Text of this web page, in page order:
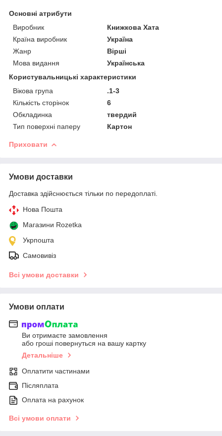
Основні атрибути
Виробник
Книжкова Хата
Країна виробник
Україна
Жанр
Вірші
Мова видання
Українська
Користувальницькі характеристики
Вікова група
.1-3
Кількість сторінок
6
Обкладинка
твердий
Тип поверхні паперу
Картон
Приховати
Умови доставки
Доставка здійснюється тільки по передоплаті.
Нова Пошта
Магазини Rozetka
Укрпошта
Самовивіз
Всі умови доставки
Умови оплати
Ви отримаєте замовлення
або гроші повернуться на вашу картку
Детальніше
Оплатити частинами
Післяплата
Оплата на рахунок
Всі умови оплати